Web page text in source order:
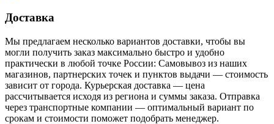
Доставка
Мы предлагаем несколько вариантов доставки, чтобы вы
могли получить заказ максимально быстро и удобно
практически в любой точке России: Самовывоз из наших
магазинов, партнерских точек и пунктов выдачи — стоимость
зависит от города. Курьерская доставка — цена
рассчитывается исходя из региона и суммы заказа. Отправка
через транспортные компании — оптимальный вариант по
срокам и стоимости поможет подобрать менеджер.